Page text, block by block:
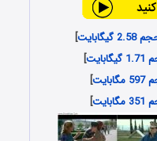
]
]
]
]